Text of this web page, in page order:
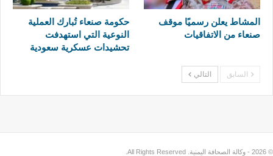
المشاط يعلن رسميًا موقف
صنعاء من الاتفاقيات
حكومة صنعاء تُبارك العملية
النوعية التي استهدفت
تحشيدات عسكرية سعودية
السابق التالي
© 2026 - وكالة الصحافة اليمنية. All Rights Reserved.